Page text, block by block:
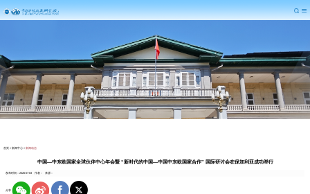
首页 > 新闻中心> 新闻动态
中国—中东欧国家全球伙伴中心年会暨 “新时代的中国—中国中东欧国家合作” 国际研讨会在保加利亚成功举行
发布时间：2026-07-03 作者： 来源：
分享